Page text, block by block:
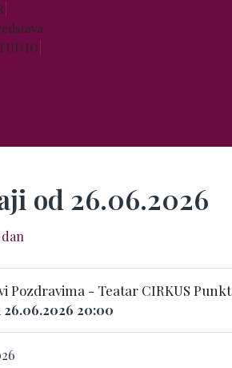
od 26.06.2026
Pozdravima - Teatar CIRKUS Punkt
26.06.2026 20:00